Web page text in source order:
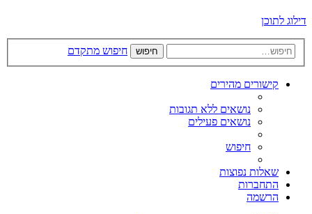
דילוג לתוכן
חיפוש חיפוש מתקדם
קישורים מהירים
נושאים ללא תגובות
נושאים פעילים
חיפוש
שאלות נפוצות
התחברות
הרשמה